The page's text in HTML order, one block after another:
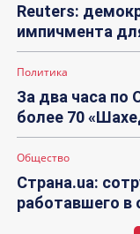
Reuters:
импичмента
Политика
За два часа по
более 70
Общество
Страна.ua:
работавшего в